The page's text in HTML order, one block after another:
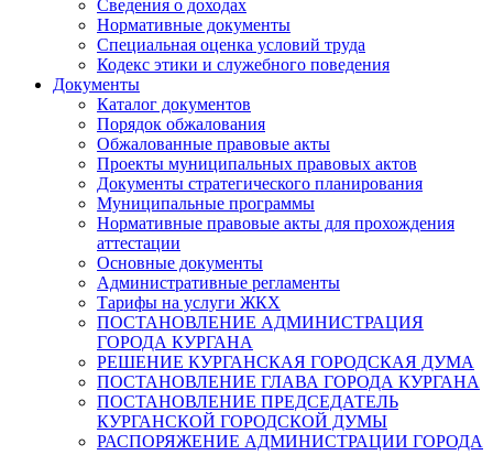
Сведения о доходах
Нормативные документы
Специальная оценка условий труда
Кодекс этики и служебного поведения
Документы
Каталог документов
Порядок обжалования
Обжалованные правовые акты
Проекты муниципальных правовых актов
Документы стратегического планирования
Муниципальные программы
Нормативные правовые акты для прохождения
аттестации
Основные документы
Административные регламенты
Тарифы на услуги ЖКХ
ПОСТАНОВЛЕНИЕ АДМИНИСТРАЦИЯ
ГОРОДА КУРГАНА
РЕШЕНИЕ КУРГАНСКАЯ ГОРОДСКАЯ ДУМА
ПОСТАНОВЛЕНИЕ ГЛАВА ГОРОДА КУРГАНА
ПОСТАНОВЛЕНИЕ ПРЕДСЕДАТЕЛЬ
КУРГАНСКОЙ ГОРОДСКОЙ ДУМЫ
РАСПОРЯЖЕНИЕ АДМИНИСТРАЦИИ ГОРОДА